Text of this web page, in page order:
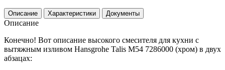
Описание Характеристики Документы
Описание
Конечно! Вот описание высокого смесителя для кухни с
вытяжным изливом Hansgrohe Talis M54 7286000 (хром) в двух
абзацах: